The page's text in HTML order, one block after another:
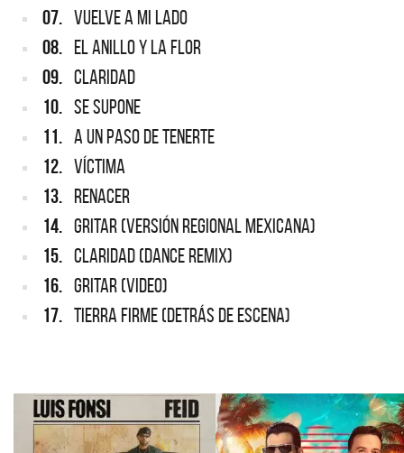
07. VUELVE A MI LADO
08. EL ANILLO Y LA FLOR
09. CLARIDAD
10. SE SUPONE
11. A UN PASO DE TENERTE
12. VÍCTIMA
13. RENACER
14. GRITAR (VERSIÓN REGIONAL MEXICANA)
15. CLARIDAD (DANCE REMIX)
16. GRITAR (VIDEO)
17. TIERRA FIRME (DETRÁS DE ESCENA)